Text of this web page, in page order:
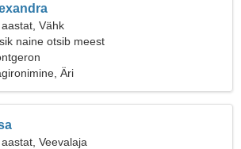
Vähk
naine otsib meest
Äri
Veevalaja